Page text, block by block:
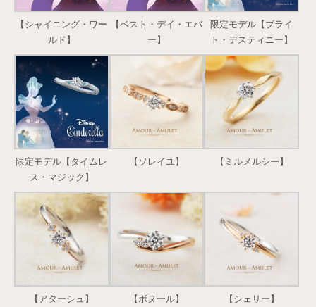
【シャイニング・ワー
ルド】
【ベスト・デイ・エバ
ー】
限定モデル【ブライ
ト・デスティニー】
限定モデル【タイムレ
ス・マジック】
【ソレイユ】 【ミルメルシー】
【アターシュ】 【ボヌール】 【シェリー】